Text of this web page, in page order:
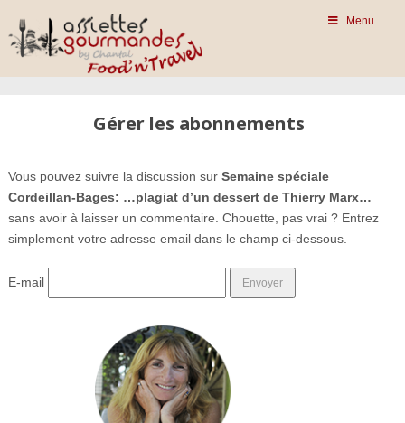
Menu
Gérer les abonnements
Vous pouvez suivre la discussion sur Semaine spéciale
Cordeillan-Bages: …plagiat d’un dessert de Thierry Marx…
sans avoir à laisser un commentaire. Chouette, pas vrai ? Entrez
simplement votre adresse email dans le champ ci-dessous.
E-mail